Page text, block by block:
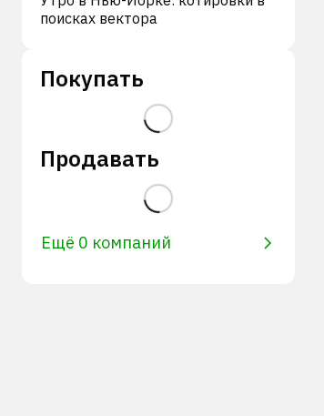
поисках вектора
Покупать
Продавать
Ещё 0 компаний